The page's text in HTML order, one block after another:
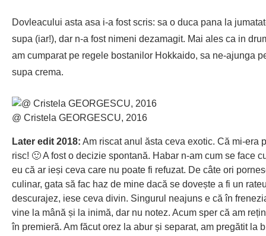
Dovleacului asta asa i-a fost scris: sa o duca pana la
supa (iar!), dar n-a fost nimeni dezamagit. Mai ales ca in
am cumparat pe regele bostanilor Hokkaido, sa ne-ajunga
supa crema.
@ Cristela GEORGESCU, 2016
Later edit 2018: Am riscat anul ăsta ceva exotic. Că mi-era
risc! 🙂 A fost o decizie spontană. Habar n-am cum se face
eu că ar ieși ceva care nu poate fi refuzat. De câte ori
culinar, gata să fac haz de mine dacă se dovește a fi un
descurajez, iese ceva divin. Singurul neajuns e că în
vine la mână și la inimă, dar nu notez. Acum sper că am
în premieră. Am făcut orez la abur și separat, am pregătit la